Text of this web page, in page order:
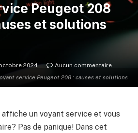
service Peugeot 208 : causes et solutions
Peugeot 208
et solutions
2024 Aucun commentaire
un voyant service et vous
Pas de panique! Dans cet